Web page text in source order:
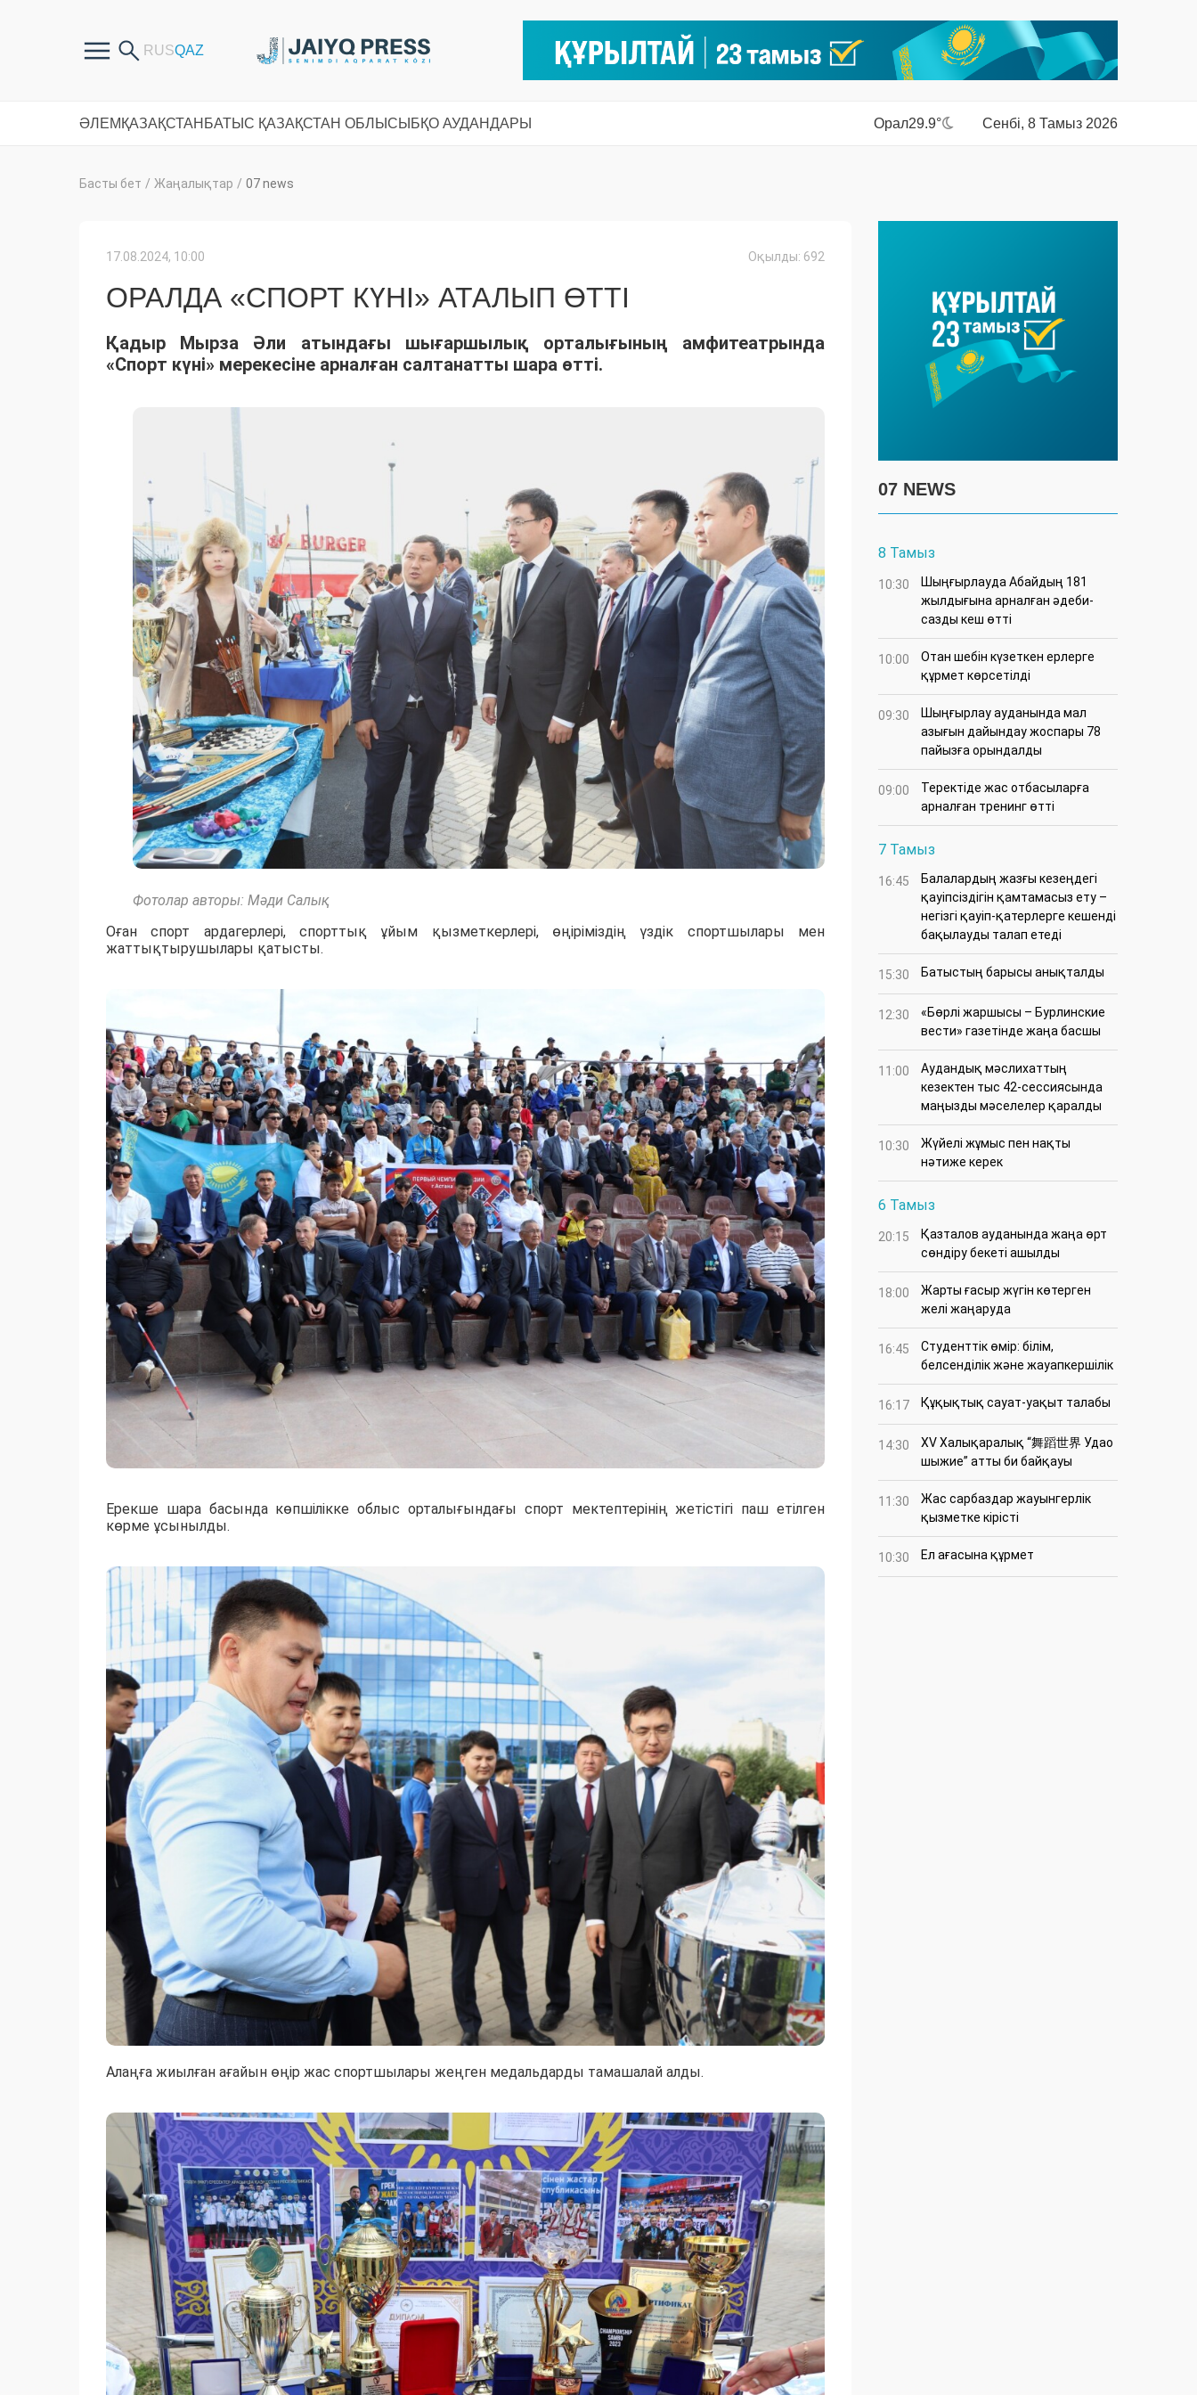
ӘЛЕМ ҚАЗАҚСТАН БАТЫС ҚАЗАҚСТАН ОБЛЫСЫ БҚО АУДАНДАРЫ Орал29.9° Сенбі, 8 Тамыз 2026
Басты бет / Жаңалықтар / 07 news
17.08.2024, 10:00 Оқылды: 692
ОРАЛДА «СПОРТ КҮНІ» АТАЛЫП ӨТТІ
Қадыр Мырза Әли атындағы шығаршылық орталығының амфитеатрында
«Спорт күні» мерекесіне арналған салтанатты шара өтті.
Фотолар авторы: Мәди Салық
Оған спорт ардагерлері, спорттық ұйым қызметкерлері, өңіріміздің үздік спортшылары мен
жаттықтырушылары қатысты.
Ерекше шара басында көпшілікке облыс орталығындағы спорт мектептерінің жетістігі паш етілген
көрме ұсынылды.
Алаңға жиылған ағайын өңір жас спортшылары жеңген медальдарды тамашалай алды.
07 NEWS
8 Тамыз
10:30
Шыңғырлауда Абайдың 181
жылдығына арналған әдеби-
сазды кеш өтті
10:00
Отан шебін күзеткен ерлерге
құрмет көрсетілді
09:30
​Шыңғырлау ауданында мал
азығын дайындау жоспары 78
пайызға орындалды
09:00
​Теректіде жас отбасыларға
арналған тренинг өтті
7 Тамыз
16:45
Балалардың жазғы кезеңдегі
қауіпсіздігін қамтамасыз ету –
негізгі қауіп-қатерлерге кешенді
бақылауды талап етеді
15:30 Батыстың барысы анықталды
12:30
«Бөрлі жаршысы – Бурлинские
вести» газетінде жаңа басшы
11:00
Аудандық мәслихаттың
кезектен тыс 42-сессиясында
маңызды мәселелер қаралды
10:30
Жүйелі жұмыс пен нақты
нәтиже керек
6 Тамыз
20:15
Қазталов ауданында жаңа өрт
сөндіру бекеті ашылды
18:00
Жарты ғасыр жүгін көтерген
желі жаңаруда
16:45
Студенттік өмір: білім,
белсенділік және жауапкершілік
16:17 Құқықтық сауат-уақыт талабы
14:30
XV Халықаралық “舞蹈世界 Удао
шыжие” атты би байқауы
11:30
Жас сарбаздар жауынгерлік
қызметке кірісті
10:30 Ел ағасына құрмет